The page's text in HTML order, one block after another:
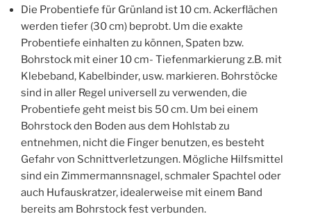
Die Probentiefe für Grünland ist 10 cm. Ackerflächen
werden tiefer (30 cm) beprobt. Um die exakte
Probentiefe einhalten zu können, Spaten bzw.
Bohrstock mit einer 10 cm- Tiefenmarkierung z.B. mit
Klebeband, Kabelbinder, usw. markieren. Bohrstöcke
sind in aller Regel universell zu verwenden, die
Probentiefe geht meist bis 50 cm. Um bei einem
Bohrstock den Boden aus dem Hohlstab zu
entnehmen, nicht die Finger benutzen, es besteht
Gefahr von Schnittverletzungen. Mögliche Hilfsmittel
sind ein Zimmermannsnagel, schmaler Spachtel oder
auch Hufauskratzer, idealerweise mit einem Band
bereits am Bohrstock fest verbunden.